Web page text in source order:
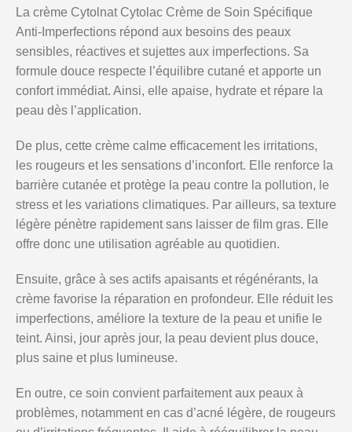
La crème Cytolnat Cytolac Crème de Soin Spécifique
Anti-Imperfections répond aux besoins des peaux
sensibles, réactives et sujettes aux imperfections. Sa
formule douce respecte l’équilibre cutané et apporte un
confort immédiat. Ainsi, elle apaise, hydrate et répare la
peau dès l’application.
De plus, cette crème calme efficacement les irritations,
les rougeurs et les sensations d’inconfort. Elle renforce la
barrière cutanée et protège la peau contre la pollution, le
stress et les variations climatiques. Par ailleurs, sa texture
légère pénètre rapidement sans laisser de film gras. Elle
offre donc une utilisation agréable au quotidien.
Ensuite, grâce à ses actifs apaisants et régénérants, la
crème favorise la réparation en profondeur. Elle réduit les
imperfections, améliore la texture de la peau et unifie le
teint. Ainsi, jour après jour, la peau devient plus douce,
plus saine et plus lumineuse.
En outre, ce soin convient parfaitement aux peaux à
problèmes, notamment en cas d’acné légère, de rougeurs